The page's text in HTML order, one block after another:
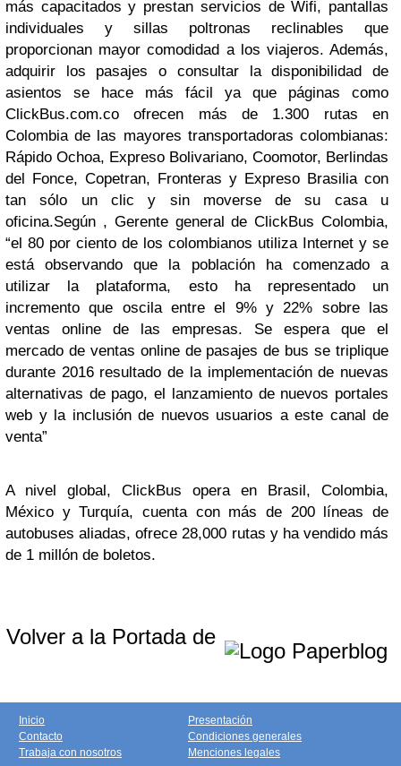
más capacitados y prestan servicios de Wifi, pantallas
individuales y sillas poltronas reclinables que
proporcionan mayor comodidad a los viajeros. Además,
adquirir los pasajes o consultar la disponibilidad de
asientos se hace más fácil ya que páginas como
ClickBus.com.co ofrecen más de 1.300 rutas en
Colombia de las mayores transportadoras colombianas:
Rápido Ochoa, Expreso Bolivariano, Coomotor, Berlindas
del Fonce, Copetran, Fronteras y Expreso Brasilia con
tan sólo un clic y sin moverse de su casa u
oficina.Según , Gerente general de ClickBus Colombia,
“el 80 por ciento de los colombianos utiliza Internet y se
está observando que la población ha comenzado a
utilizar la plataforma, esto ha representado un
incremento que oscila entre el 9% y 22% sobre las
ventas online de las empresas. Se espera que el
mercado de ventas online de pasajes de bus se triplique
durante 2016 resultado de la implementación de nuevas
alternativas de pago, el lanzamiento de nuevos portales
web y la inclusión de nuevos usuarios a este canal de
venta”
A nivel global, ClickBus opera en Brasil, Colombia,
México y Turquía, cuenta con más de 200 líneas de
autobuses aliadas, ofrece 28,000 rutas y ha vendido más
de 1 millón de boletos.
Volver a la Portada de
Inicio
Contacto
Trabaja con nosotros
Presentación
Condiciones generales
Menciones legales